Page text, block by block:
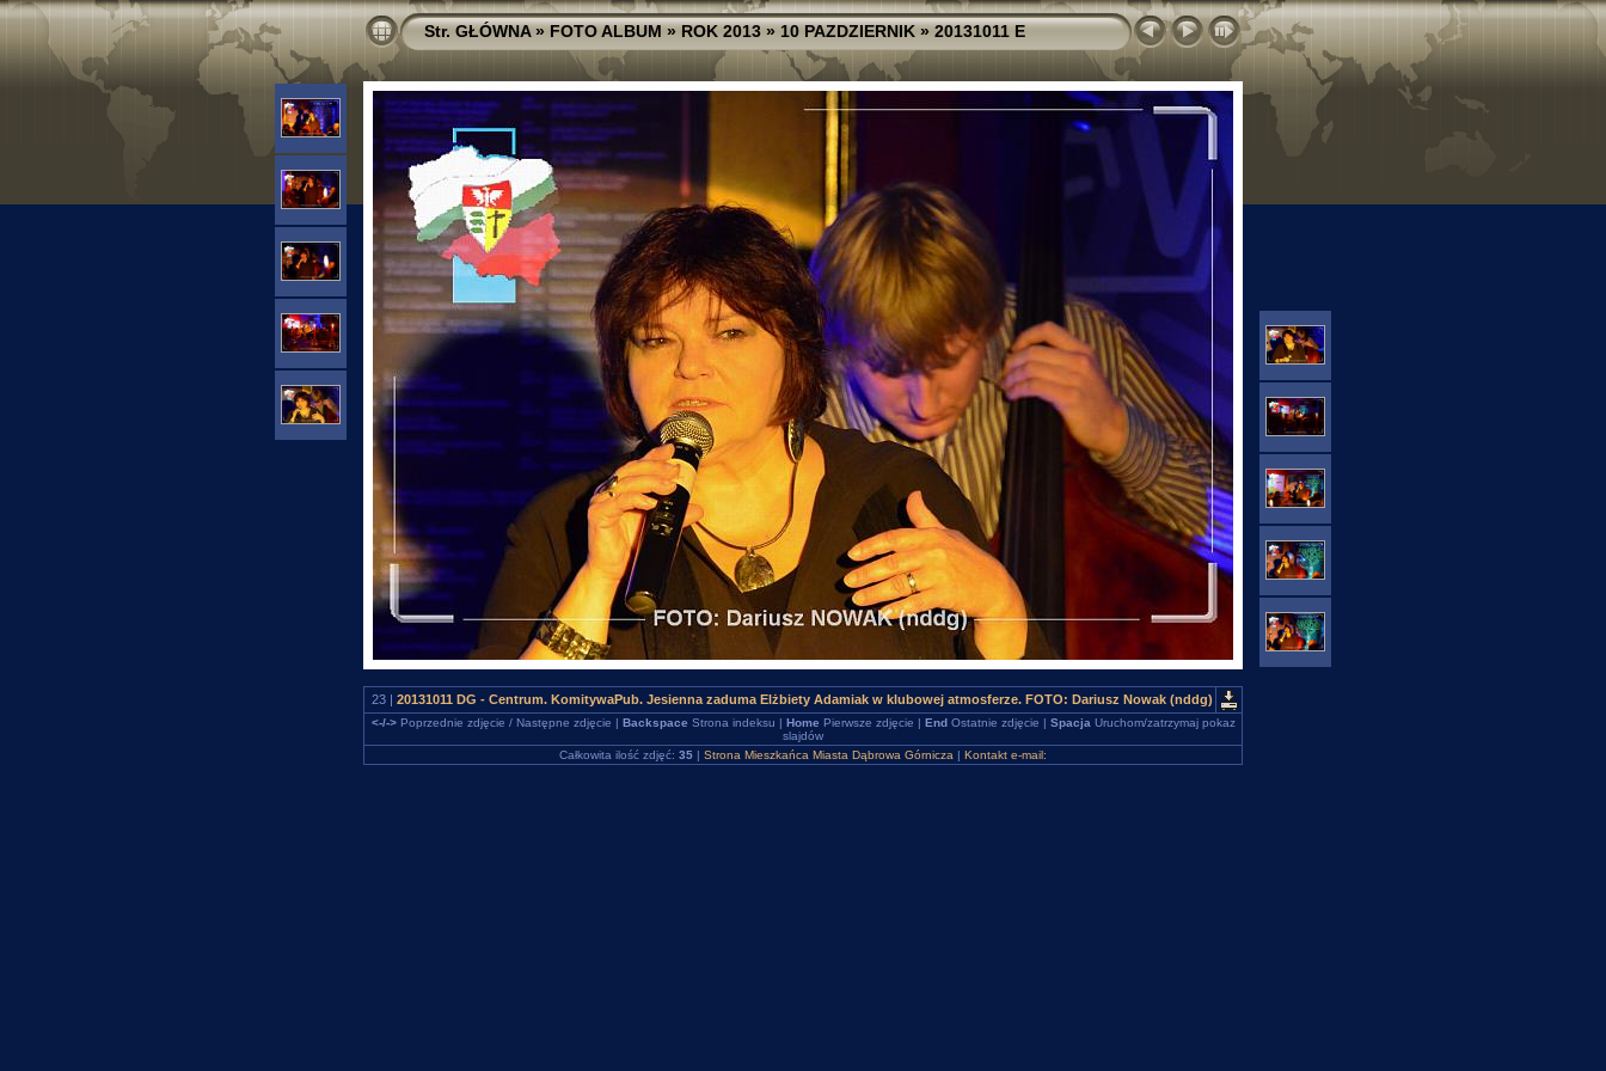
Str. GŁÓWNA»FOTO ALBUM»ROK 2013»10 PAZDZIERNIK»20131011 E
23 | 20131011 DG - Centrum. KomitywaPub. Jesienna zaduma Elżbiety Adamiak w klubowej atmosferze. FOTO: Dariusz Nowak (nddg)
<-/->Poprzednie zdjęcie / Następne zdjęcie | Backspace Strona indeksu | Home Pierwsze zdjęcie | EndOstatnie zdjęcie | Spacja Uruchom/zatrzymaj pokaz
slajdów
Całkowita ilość zdjęć: 35 | Strona Mieszkańca Miasta Dąbrowa Górnicza | Kontakt e-mail: